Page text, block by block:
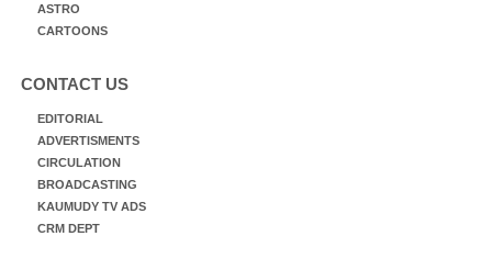
ASTRO
CARTOONS
CONTACT US
EDITORIAL
ADVERTISMENTS
CIRCULATION
BROADCASTING
KAUMUDY TV ADS
CRM DEPT